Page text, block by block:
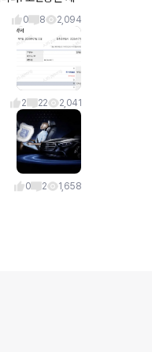
0 8 2,094
2 22 2,041
0 2 1,658